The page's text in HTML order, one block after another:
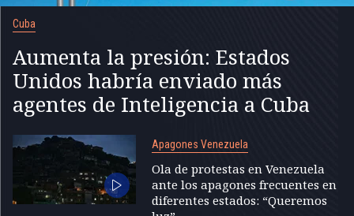
Cuba
Aumenta la presión: Estados
Unidos habría enviado más
agentes de Inteligencia a Cuba
Apagones Venezuela
Ola de protestas en Venezuela
ante los apagones frecuentes en
diferentes estados: “Queremos